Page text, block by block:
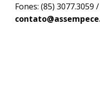
Fones: (85) 3077.3059